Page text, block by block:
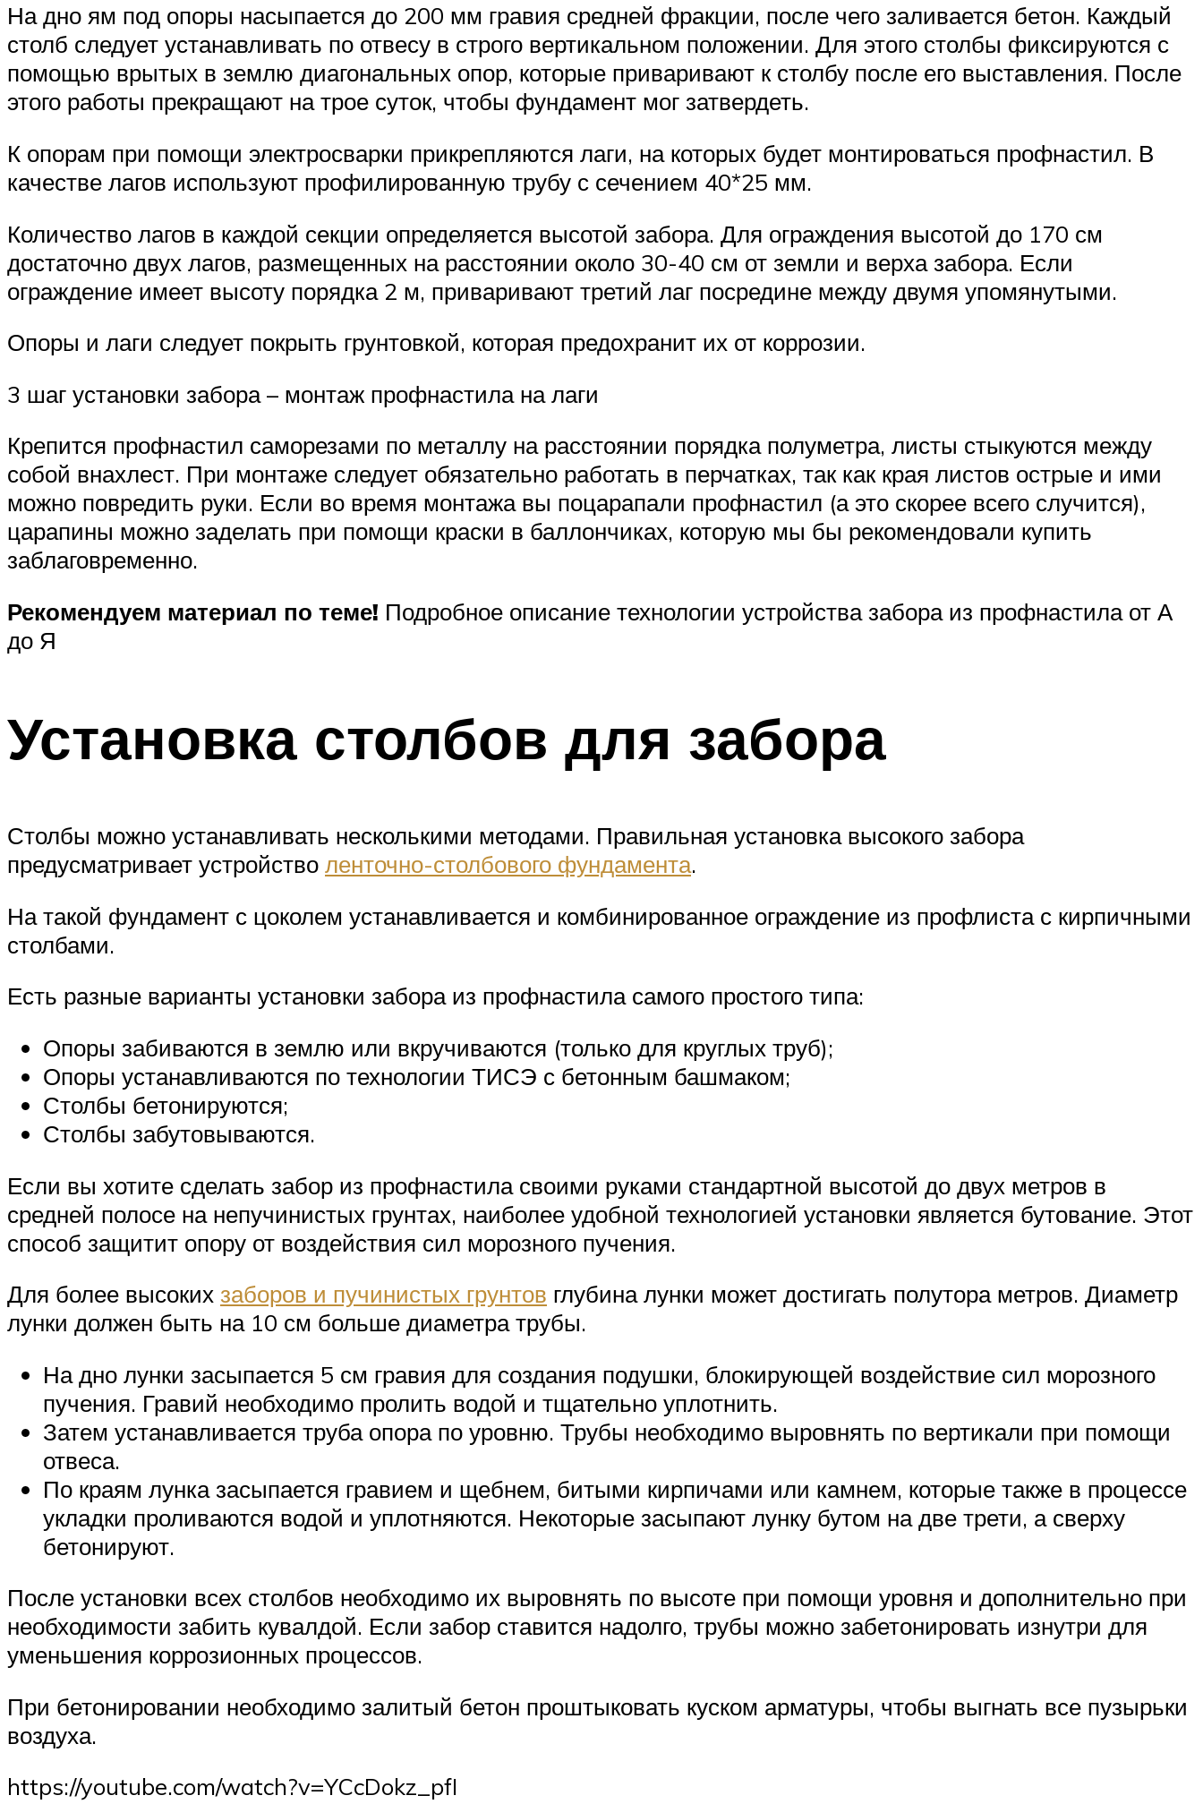
На дно ям под опоры насыпается до 200 мм гравия средней фракции, после чего заливается бетон. Каждый
столб следует устанавливать по отвесу в строго вертикальном положении. Для этого столбы фиксируются с
помощью врытых в землю диагональных опор, которые приваривают к столбу после его выставления. После
этого работы прекращают на трое суток, чтобы фундамент мог затвердеть.
К опорам при помощи электросварки прикрепляются лаги, на которых будет монтироваться профнастил. В
качестве лагов используют профилированную трубу с сечением 40*25 мм.
Количество лагов в каждой секции определяется высотой забора. Для ограждения высотой до 170 см
достаточно двух лагов, размещенных на расстоянии около 30-40 см от земли и верха забора. Если
ограждение имеет высоту порядка 2 м, приваривают третий лаг посредине между двумя упомянутыми.
Опоры и лаги следует покрыть грунтовкой, которая предохранит их от коррозии.
3 шаг установки забора – монтаж профнастила на лаги
Крепится профнастил саморезами по металлу на расстоянии порядка полуметра, листы стыкуются между
собой внахлест. При монтаже следует обязательно работать в перчатках, так как края листов острые и ими
можно повредить руки. Если во время монтажа вы поцарапали профнастил (а это скорее всего случится),
царапины можно заделать при помощи краски в баллончиках, которую мы бы рекомендовали купить
заблаговременно.
Рекомендуем материал по теме! Подробное описание технологии устройства забора из профнастила от А
до Я
Установка столбов для забора
Столбы можно устанавливать несколькими методами. Правильная установка высокого забора
предусматривает устройство ленточно-столбового фундамента.
На такой фундамент с цоколем устанавливается и комбинированное ограждение из профлиста с кирпичными
столбами.
Есть разные варианты установки забора из профнастила самого простого типа:
Опоры забиваются в землю или вкручиваются (только для круглых труб);
Опоры устанавливаются по технологии ТИСЭ с бетонным башмаком;
Столбы бетонируются;
Столбы забутовываются.
Если вы хотите сделать забор из профнастила своими руками стандартной высотой до двух метров в
средней полосе на непучинистых грунтах, наиболее удобной технологией установки является бутование. Этот
способ защитит опору от воздействия сил морозного пучения.
Для более высоких заборов и пучинистых грунтов глубина лунки может достигать полутора метров. Диаметр
лунки должен быть на 10 см больше диаметра трубы.
На дно лунки засыпается 5 см гравия для создания подушки, блокирующей воздействие сил морозного
пучения. Гравий необходимо пролить водой и тщательно уплотнить.
Затем устанавливается труба опора по уровню. Трубы необходимо выровнять по вертикали при помощи
отвеса.
По краям лунка засыпается гравием и щебнем, битыми кирпичами или камнем, которые также в процессе
укладки проливаются водой и уплотняются. Некоторые засыпают лунку бутом на две трети, а сверху
бетонируют.
После установки всех столбов необходимо их выровнять по высоте при помощи уровня и дополнительно при
необходимости забить кувалдой. Если забор ставится надолго, трубы можно забетонировать изнутри для
уменьшения коррозионных процессов.
При бетонировании необходимо залитый бетон проштыковать куском арматуры, чтобы выгнать все пузырьки
воздуха.
https://youtube.com/watch?v=YCcDokz_pfI